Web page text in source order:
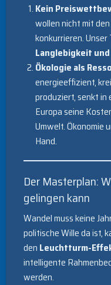
Kein
wollen nicht mit
konkurrieren.
Langlebigkeit
Ökologie als
energieeffizient,
produziert, senkt in
Europa seine
Umwelt. Ökonomie
Hand.
Der Masterplan:
gelingen kann
Wandel muss keine
politische Wille da ist,
den Leuchtturm-
intelligente
werden.